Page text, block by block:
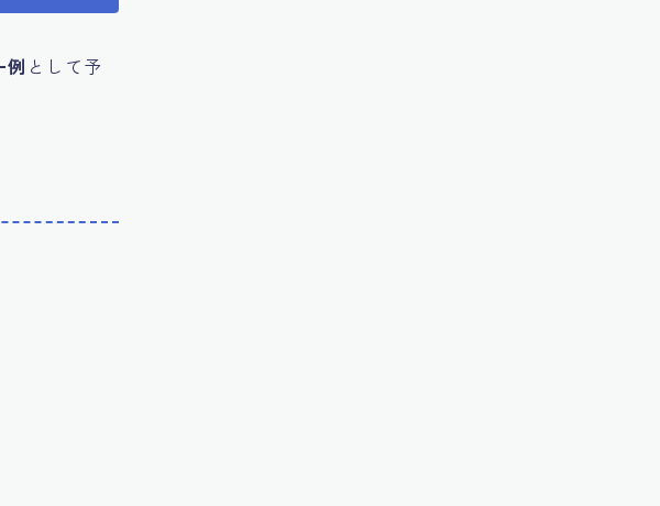
例 として予